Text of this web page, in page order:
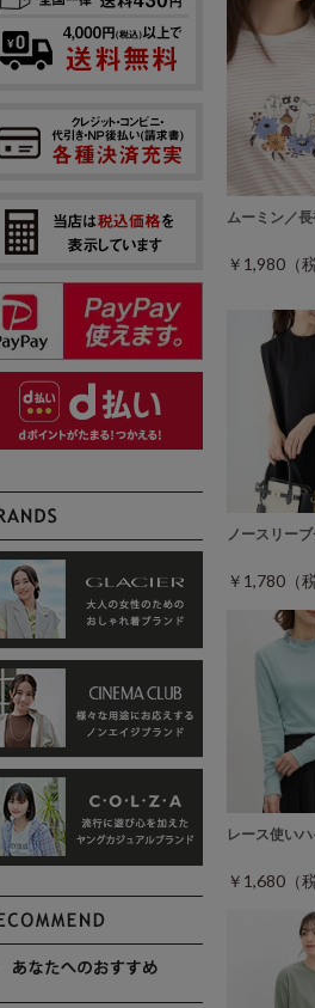
ムーミン／
￥1,980（
ノースリー
￥1,780（
レース使い
￥1,680（